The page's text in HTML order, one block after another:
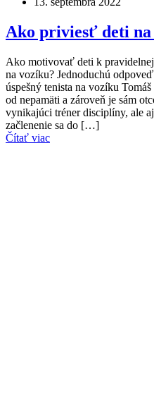
Ako priviesť deti
Ako motivovať deti k
na vozíku? Jednoduchú
úspešný tenista na vozíku
od nepamäti a zároveň je sám
vynikajúci tréner disciplíny, ale
začlenenie sa do […]
Čítať viac